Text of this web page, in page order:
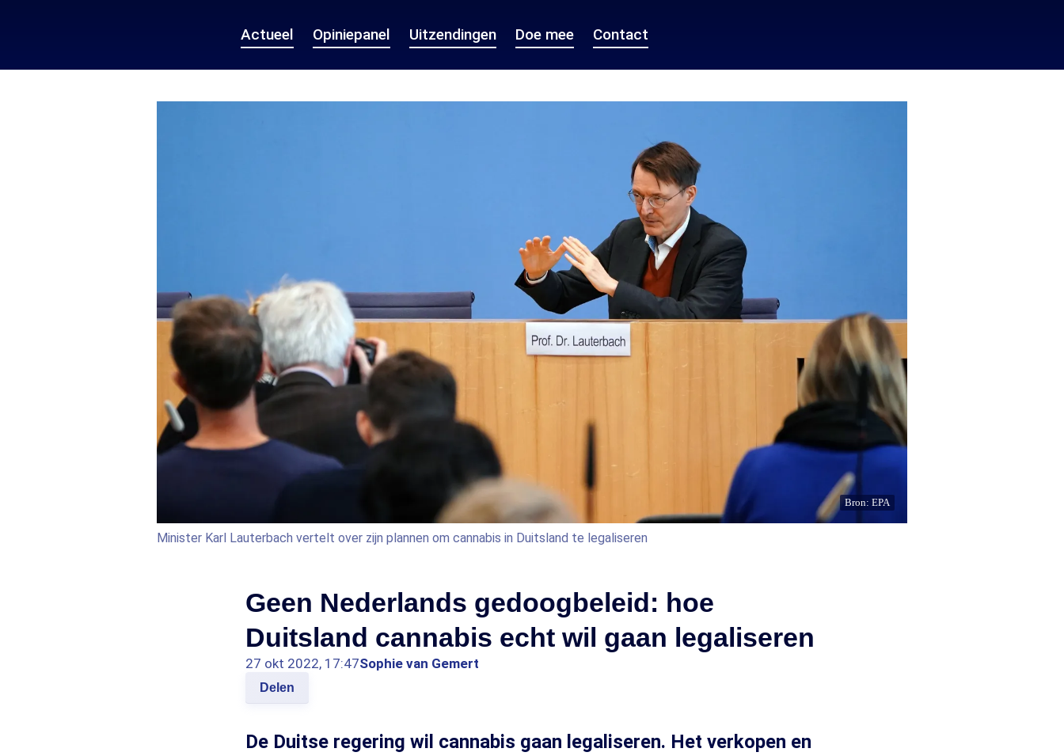
Actueel Opiniepanel Uitzendingen Doe mee Contact
Bron: EPA
Minister Karl Lauterbach vertelt over zijn plannen om cannabis in Duitsland te legaliseren
Geen Nederlands gedoogbeleid: hoe
Duitsland cannabis echt wil gaan legaliseren
27 okt 2022, 17:47Sophie van Gemert
Delen
De Duitse regering wil cannabis gaan legaliseren. Het verkopen en